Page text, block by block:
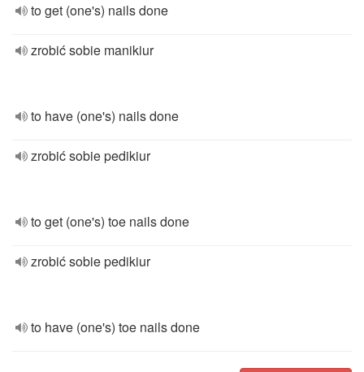
to get (one's) nails done
zrobić sobie manikiur
to have (one's) nails done
zrobić sobie pedikiur
to get (one's) toe nails done
zrobić sobie pedikiur
to have (one's) toe nails done